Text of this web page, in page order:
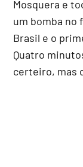
Mosquera e
um bomba no
Brasil e o
Quatro
certeiro, mas